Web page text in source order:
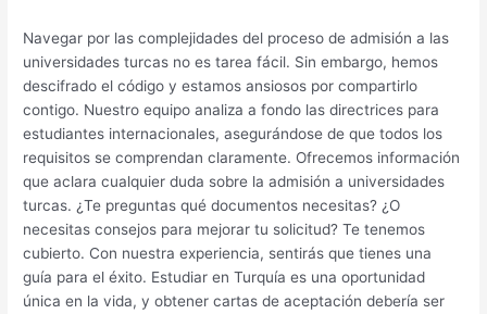
Navegar por las complejidades del proceso de admisión a las
universidades turcas no es tarea fácil. Sin embargo, hemos
descifrado el código y estamos ansiosos por compartirlo
contigo. Nuestro equipo analiza a fondo las directrices para
estudiantes internacionales, asegurándose de que todos los
requisitos se comprendan claramente. Ofrecemos información
que aclara cualquier duda sobre la admisión a universidades
turcas. ¿Te preguntas qué documentos necesitas? ¿O
necesitas consejos para mejorar tu solicitud? Te tenemos
cubierto. Con nuestra experiencia, sentirás que tienes una
guía para el éxito. Estudiar en Turquía es una oportunidad
única en la vida, y obtener cartas de aceptación debería ser